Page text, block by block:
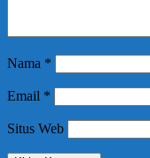
Nama *
Email *
Situs Web